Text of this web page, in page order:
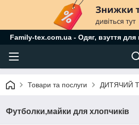
Family-tex.com.ua - Одяг, взуття для
Товари та послуги ДИТЯЧИЙ
Футболки,майки для хлопчиків